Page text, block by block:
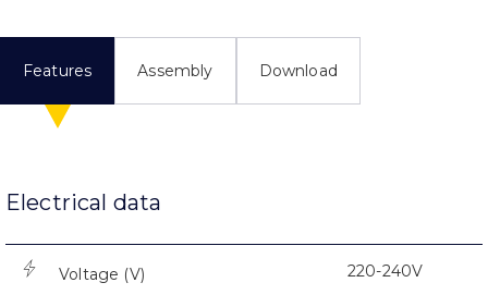
Features Assembly Download
Electrical data
Voltage (V) 220-240V